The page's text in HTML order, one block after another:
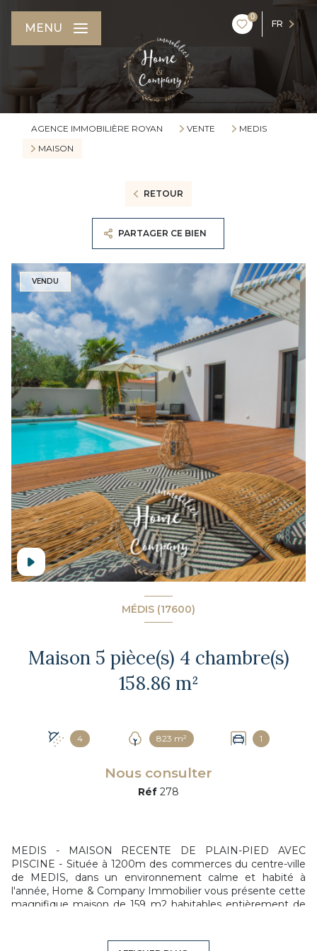
0
FR
MENU
AGENCE IMMOBILIÈRE ROYAN VENTE
MEDIS
MAISON
RETOUR
PARTAGER CE BIEN
VENDU
MÉDIS (17600)
Maison 5 pièce(s) 4 chambre(s)
158.86 m²
4 823 m² 1
Nous consulter
Réf 278
MEDIS - MAISON RECENTE DE PLAIN-PIED AVEC
PISCINE - Située à 1200m des commerces du centre-ville
de MEDIS, dans un environnement calme et habité à
l'année, Home & Company Immobilier vous présente cette
magnifique maison de 159 m2 habitables entièrement de
nombreux pôles, cette maison très lumineuse offre une